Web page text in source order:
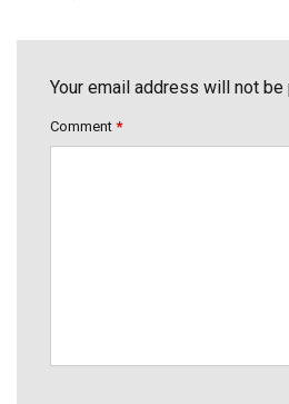
Your email address will not
Comment *